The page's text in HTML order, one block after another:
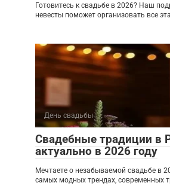
Готовитесь к свадьбе в 2026? Наш
невесты поможет организовать все
День свадьбы
Свадебные традиции в
актуально в 2026 году
Мечтаете о незабываемой свадьбе в
самых модных трендах, современных